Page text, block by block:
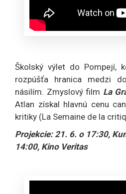
Školský výlet do Pompejí,
rozpúšťa hranica medzi
násilím. Zmyslový film La
Atlan získal hlavnú cenu
kritiky (La Semaine de la
Projekcie: 21. 6. o 17:30,
14:00, Kino Veritas